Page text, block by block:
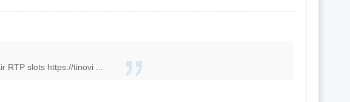
RTP slots https://tinovi ...